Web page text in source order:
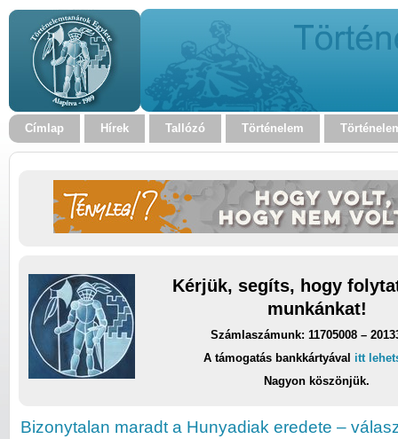
Címlap Hírek Tallózó Történelem
Kérjük, segíts, hogy
munkánkat!
Számlaszámunk: 11705008 –
A támogatás bankkártyával itt
Nagyon köszönjük.
Bizonytalan maradt a Hunyadiak eredete –